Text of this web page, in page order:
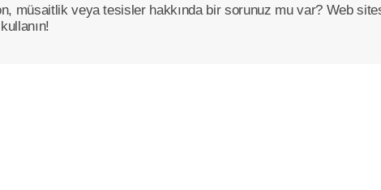
müsaitlik veya tesisler hakkında bir sorunuz mu var? Web